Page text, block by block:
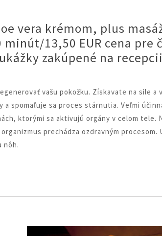
vera krémom, plus
13,50 EUR cena pre
zakúpené na recepcii
vašu pokožku. Získavate na sile a
a spomaľuje sa proces stárnutia. Veľmi
ktorými sa aktivujú orgány v celom tele.
prechádza ozdravným procesom.
nôh.